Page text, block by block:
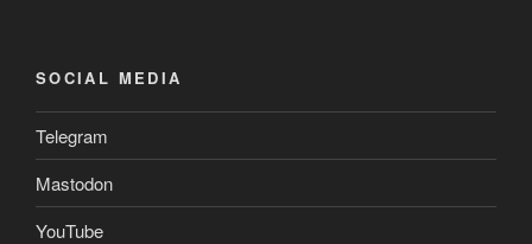
SOCIAL MEDIA
Telegram
Mastodon
YouTube